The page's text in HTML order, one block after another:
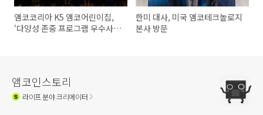
앰코코리아 K5 앰코어린이집,
‘다양성 존중 프로그램 우수사례
한미 대사, 미국 앰코테크놀로지
본사 방문
앰코인스토리
라이프분야 크리에이터